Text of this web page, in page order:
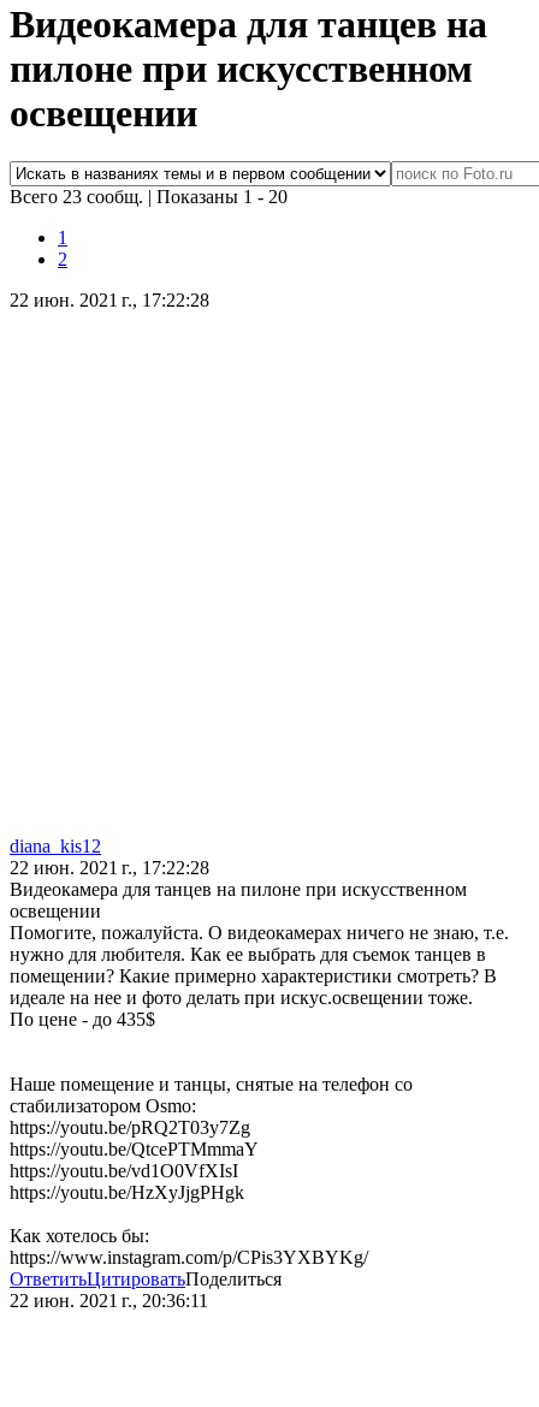
Видеокамера для танцев на
пилоне при искусственном
освещении
Всего 23 сообщ. | Показаны 1 - 20
1
2
22 июн. 2021 г., 17:22:28
diana_kis12
22 июн. 2021 г., 17:22:28
Видеокамера для танцев на пилоне при искусственном
освещении
Помогите, пожалуйста. О видеокамерах ничего не знаю, т.е.
нужно для любителя. Как ее выбрать для съемок танцев в
помещении? Какие примерно характеристики смотреть? В
идеале на нее и фото делать при искус.освещении тоже.
По цене - до 435$
Наше помещение и танцы, снятые на телефон со
стабилизатором Osmo:
https://youtu.be/pRQ2T03y7Zg
https://youtu.be/QtcePTMmmaY
https://youtu.be/vd1O0VfXIsI
https://youtu.be/HzXyJjgPHgk
Как хотелось бы:
https://www.instagram.com/p/CPis3YXBYKg/
ОтветитьЦитироватьПоделиться
22 июн. 2021 г., 20:36:11